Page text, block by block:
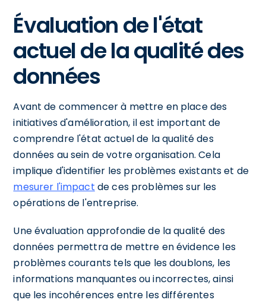
Évaluation de l'état
actuel de la qualité des
données
Avant de commencer à mettre en place des
initiatives d'amélioration, il est important de
comprendre l'état actuel de la qualité des
données au sein de votre organisation. Cela
implique d'identifier les problèmes existants et de
mesurer l'impact de ces problèmes sur les
opérations de l'entreprise.
Une évaluation approfondie de la qualité des
données permettra de mettre en évidence les
problèmes courants tels que les doublons, les
informations manquantes ou incorrectes, ainsi
que les incohérences entre les différentes